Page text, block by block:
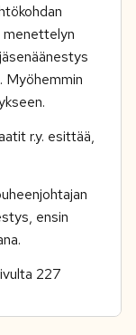
menettelyn
Myöhemmin
r.y. esittää,
ensin
227